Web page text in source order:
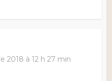
2018 à 12 h 27 min